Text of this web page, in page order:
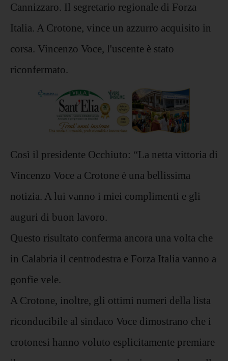
Cannizzaro. Il segretario regionale di Forza
Italia. A Crotone, vince un azzurro acquisito in
corsa. Vincenzo Voce, l'uscente è stato
riconfermato.
Così il presidente Occhiuto: “La netta vittoria di
Vincenzo Voce a Crotone è una bellissima
notizia. A lui vanno i miei complimenti e gli
auguri di buon lavoro.
Questo risultato conferma ancora una volta che
in Calabria il centrodestra e Forza Italia vanno a
gonfie vele.
A Crotone, inoltre, gli ottimi numeri della lista
riconducibile al sindaco Voce dimostrano che i
crotonesi hanno voluto esplicitamente premiare